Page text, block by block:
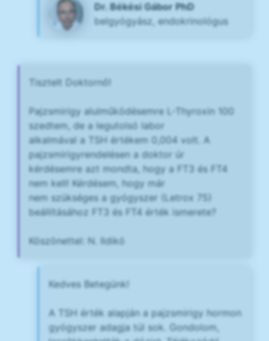
Dr. Békési Gábor PhD
belgyógyász, endokrinológus
Tisztelt Doktornő!
Pajzsmirigy alulműködésemre L-Thyroxin 100
szedtem, de a legutolsó labor
alkalmával a TSH értékem 0,004 volt. A
pajzsmirigyrendelésen a doktor úr
kérdésemre azt mondta, hogy a FT3 és FT4
nem kell! Kérdésem, hogy már
nem szükséges a gyógyszer (Letrox 75)
beállításához FT3 és FT4 érték ismerete?
Köszönettel: N. Ildikó
Kedves Betegünk!
A TSH érték alapján a pajzsmirigy hormon
gyógyszer adagja túl sok. Gondolom,